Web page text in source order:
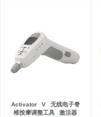
Activator V
无线电子脊
椎按摩调整工具
激活器